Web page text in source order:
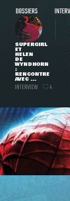
DOSSIERS
SUPERGIRL
ET
HELEN
DE
WYNDHORN
:
RENCONTRE
AVEC ...
INTERVIEW 4